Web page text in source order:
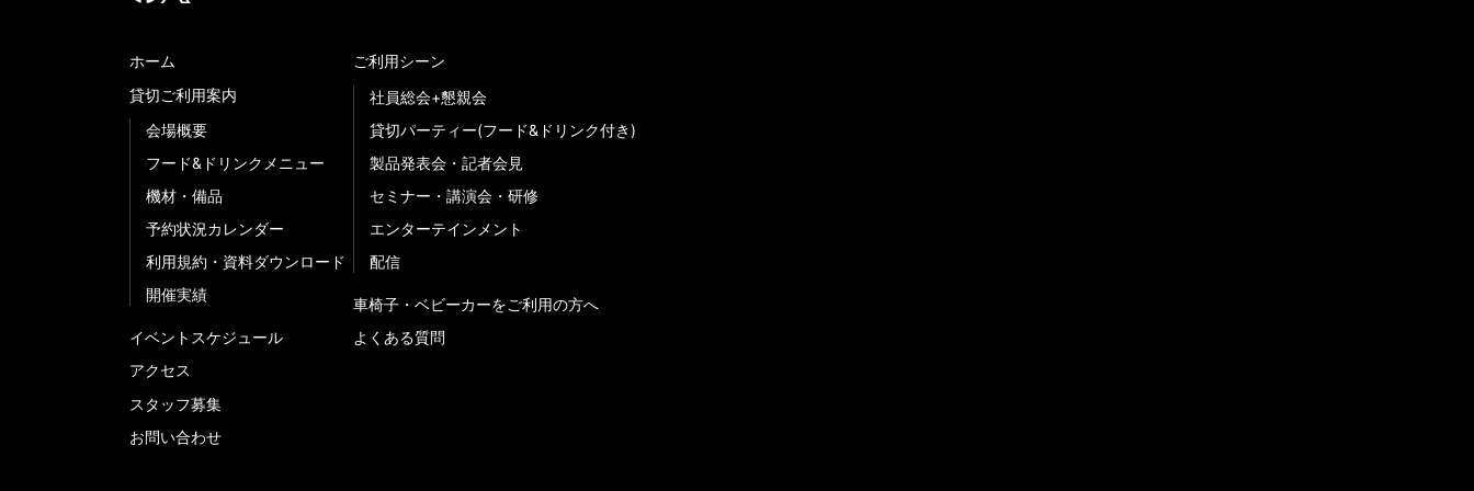
ホーム
貸切ご利用案内
会場概要
フード&ドリンクメニュー
機材・備品
予約状況カレンダー
利用規約・資料ダウンロード
開催実績
イベントスケジュール
アクセス
スタッフ募集
お問い合わせ
ご利用シーン
社員総会+懇親会
貸切パーティー(フード&ドリンク付き)
製品発表会・記者会見
セミナー・講演会・研修
エンターテインメント
配信
車椅子・ベビーカーをご利用の方へ
よくある質問